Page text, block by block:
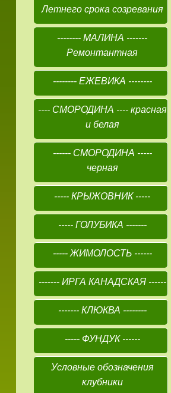
Летнего срока созревания
-------- МАЛИНА -------
Ремонтантная
-------- ЕЖЕВИКА --------
---- СМОРОДИНА ---- красная
и белая
------ СМОРОДИНА -----
черная
----- КРЫЖОВНИК -----
----- ГОЛУБИКА -------
----- ЖИМОЛОСТЬ ------
------- ИРГА КАНАДСКАЯ ------
------- КЛЮКВА --------
----- ФУНДУК ------
Условные обозначения
клубники